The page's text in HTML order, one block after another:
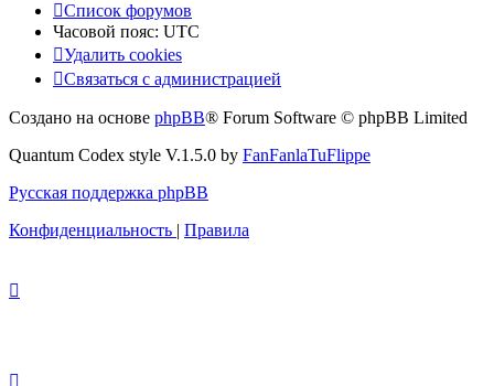
Список форумов
Часовой пояс: UTC
Удалить cookies
Связаться с администрацией
Создано на основе phpBB® Forum Software © phpBB Limited
Quantum Codex style V.1.5.0 by FanFanlaTuFlippe
Русская поддержка phpBB
Конфиденциальность | Правила